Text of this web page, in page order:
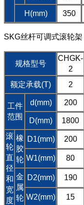
H(mm) 350
SKG丝杆可调式滚轮架
规格型号
CHGK-
2
额定承载(T)
2
工件
范围
d(mm) 200
D(mm) 1800
滚
轮
直
径
和
宽
度
橡
胶
轮
D1(mm) 200
W1(mm) 80
金
属
轮
D2(mm) 190
W2(mm) 15